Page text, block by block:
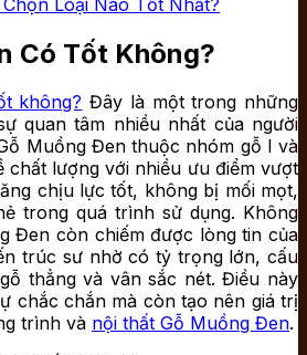
Có Tốt Không?
không? Đây là một trong những
quan tâm nhiều nhất của người
Muồng Đen thuộc nhóm gỗ I và
chất lượng với nhiều ưu điểm vượt
chịu lực tốt, không bị mối mọt,
trong quá trình sử dụng. Không
Đen còn chiếm được lòng tin của
trúc sư nhờ có tỷ trọng lớn, cấu
thẳng và vân sắc nét. Điều này
chắc chắn mà còn tạo nên giá trị
trình và nội thất Gỗ Muồng Đen.